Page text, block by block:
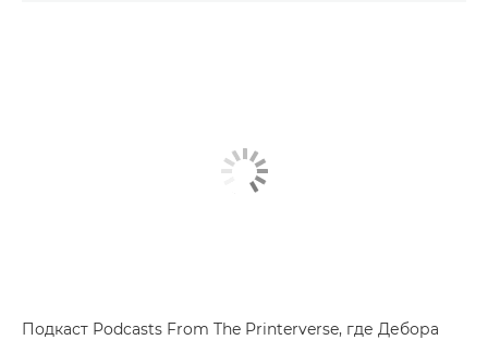
Подкаст Podcasts From The Printerverse, где Дебора